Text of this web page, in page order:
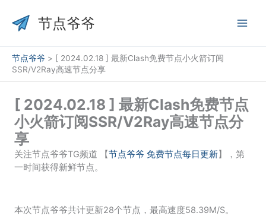
节点爷爷
节点爷爷 > [ 2024.02.18 ] 最新Clash免费节点小火箭订阅
SSR/V2Ray高速节点分享
[ 2024.02.18 ] 最新Clash免费节点
小火箭订阅SSR/V2Ray高速节点分
享
关注节点爷爷TG频道 【节点爷爷 免费节点每日更新】，第
一时间获得新鲜节点。
本次节点爷爷共计更新28个节点，最高速度58.39M/S。